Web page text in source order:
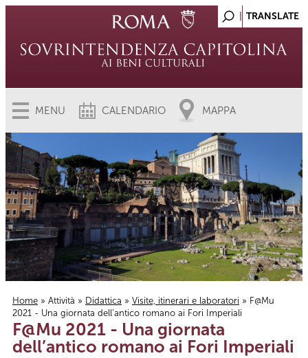
MENU CALENDARIO MAPPA
Tu sei qui
Home » Attività » Didattica » Visite, itinerari e laboratori » F@Mu
2021 - Una giornata dell’antico romano ai Fori Imperiali
F@Mu 2021 - Una giornata
dell’antico romano ai Fori Imperiali